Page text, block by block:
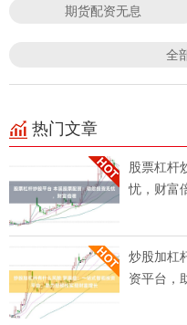
期货配资无息
全
热门文章
股票杠杆
忧，财富
炒股加杠
资平台，